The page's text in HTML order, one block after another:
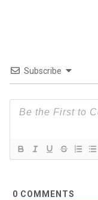
Subscribe
0 COMMENTS